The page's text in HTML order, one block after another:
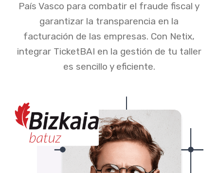
País Vasco para combatir el fraude fiscal y
garantizar la transparencia en la
facturación de las empresas. Con Netix,
integrar TicketBAI en la gestión de tu taller
es sencillo y eficiente.